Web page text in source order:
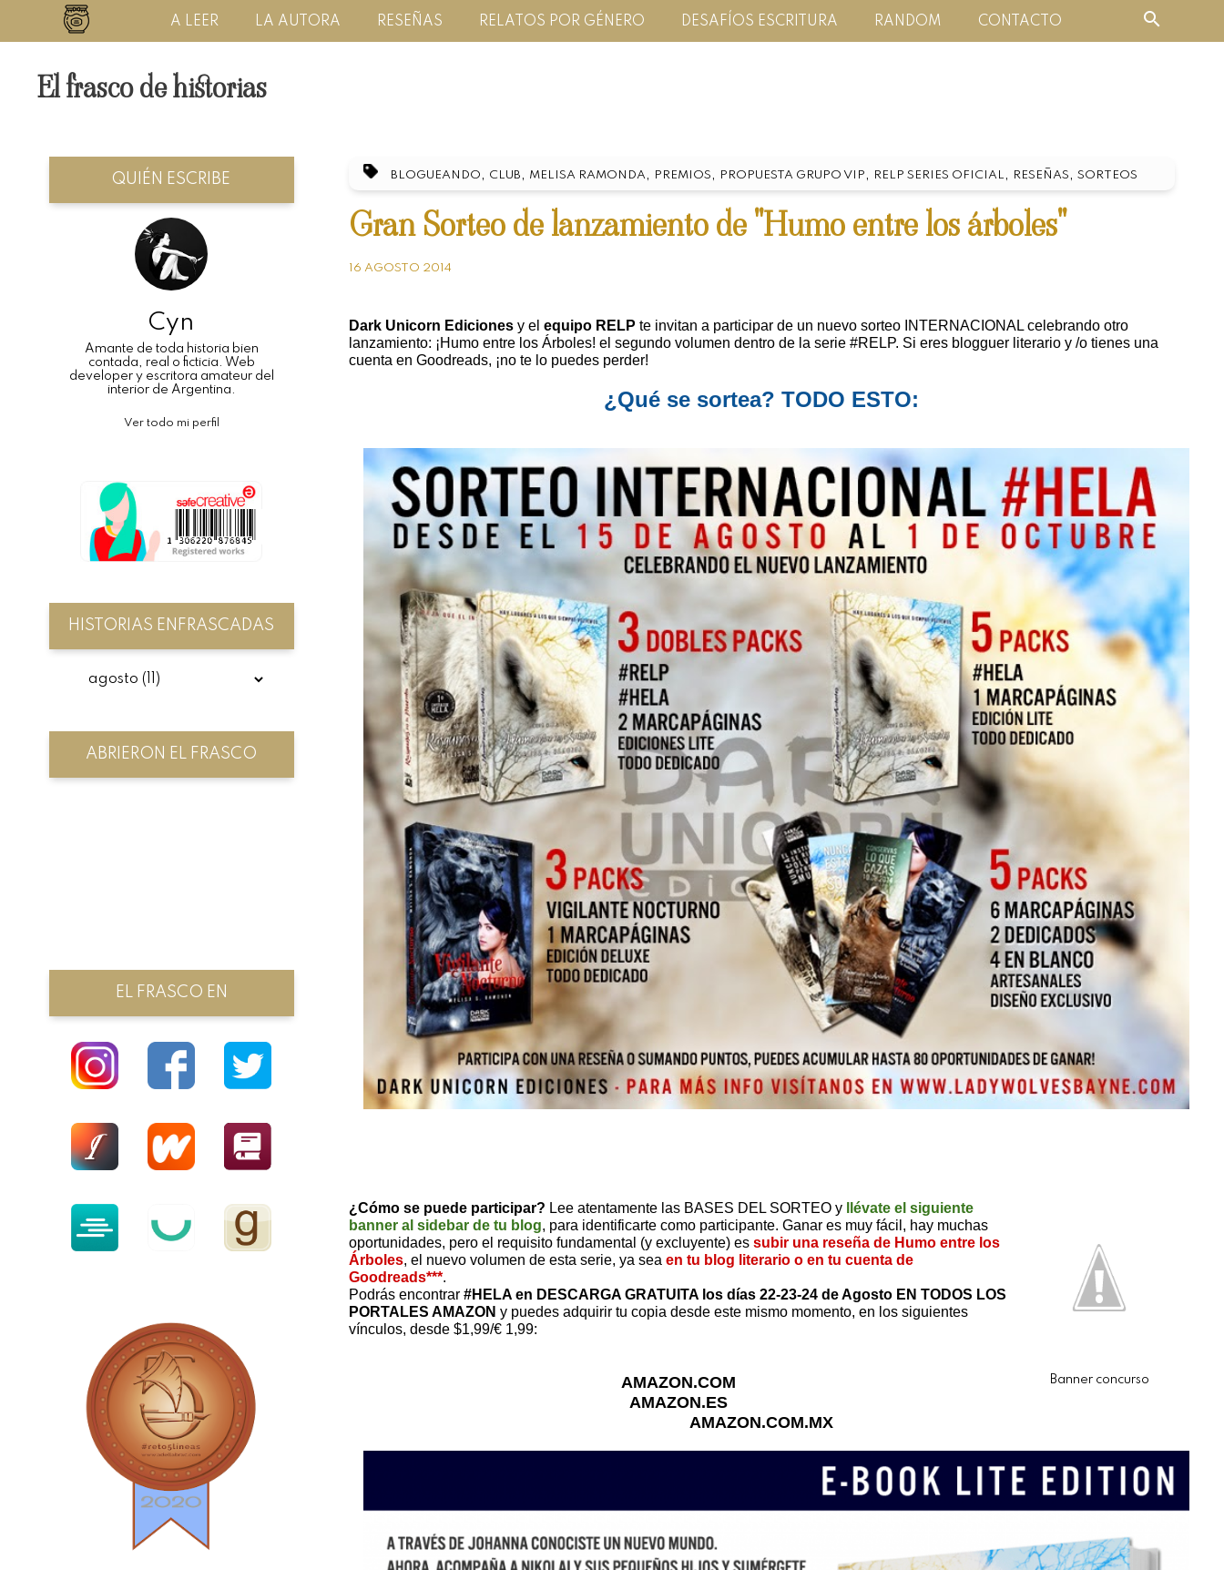
A LEER LA AUTORA RESEÑAS RELATOS POR GÉNERO DESAFÍOS ESCRITURA RANDOM CONTACTO
El frasco de historias
BLOGUEANDO , CLUB , MELISA RAMONDA , PREMIOS , PROPUESTA GRUPO VIP , RELP SERIES OFICIAL , RESEÑAS , SORTEOS
Gran Sorteo de lanzamiento de "Humo entre los árboles"
16 AGOSTO 2014
Dark Unicorn Edicionesy el equipo RELP te invitan a participar de un nuevo sorteo INTERNACIONAL celebrando otro
lanzamiento: ¡Humo entre los Árboles! el segundo volumen dentro de la serie #RELP. Si eres blogguer literario y /o tienes una
cuenta en Goodreads, ¡no te lo puedes perder!
¿Qué se sortea? TODO ESTO:
Banner concurso
¿Cómo se puede participar? Lee atentamente las BASES DEL SORTEOy
llévate el siguiente
banner al sidebar de tu blog, para identificarte como participante. Ganar es muy fácil, hay muchas
oportunidades, pero el requisito fundamental (y excluyente) es subir una reseña de Humo entre los
Árboles, el nuevo volumen de esta serie, ya sea en tu blog literario o en tu cuenta de
Goodreads***.
Podrás encontrar #HELA en DESCARGA GRATUITA los días 22-23-24 de Agosto EN TODOS LOS
PORTALES AMAZON y puedes adquirir tu copia desde este mismo momento, en los siguientes
vínculos, desde $1,99/€ 1,99:
AMAZON.COM
AMAZON.ES
AMAZON.COM.MX
QUIÉN ESCRIBE
Cyn
Amante de toda historia bien
contada, real o ficticia. Web
developer y escritora amateur del
interior de Argentina.
Ver todo mi perfil
HISTORIAS ENFRASCADAS
ABRIERON EL FRASCO
EL FRASCO EN